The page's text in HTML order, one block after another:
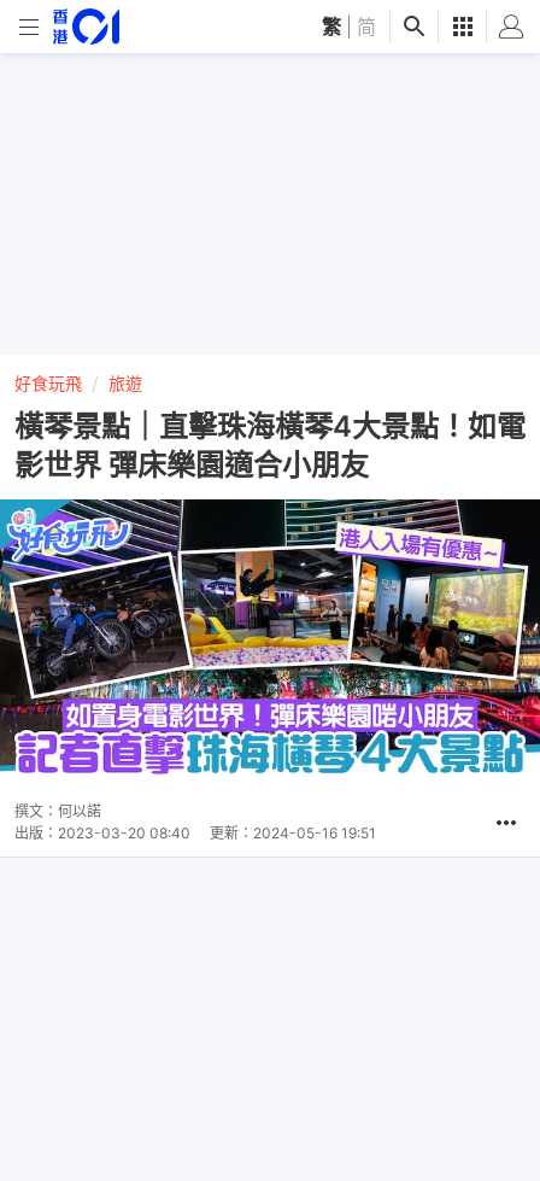
繁 简
好食玩飛 旅遊
橫琴景點｜直擊珠海橫琴4大景點！如電
影世界 彈床樂園適合小朋友
撰文： 何以諾
出版： 2023-03-20 08:40 更新： 2024-05-16 19:51